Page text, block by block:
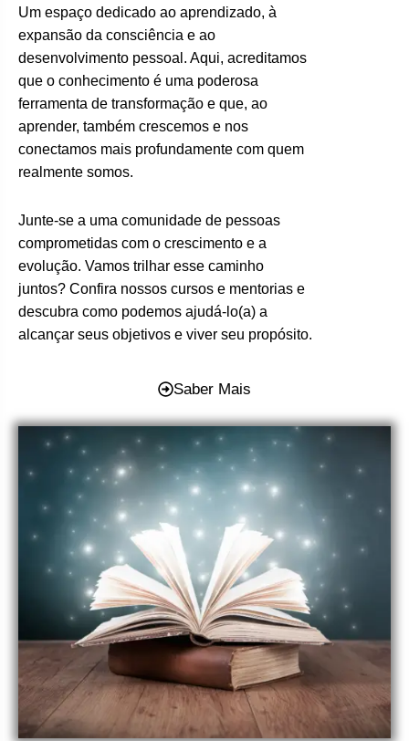
Um espaço dedicado ao aprendizado, à
expansão da consciência e ao
desenvolvimento pessoal. Aqui, acreditamos
que o conhecimento é uma poderosa
ferramenta de transformação e que, ao
aprender, também crescemos e nos
conectamos mais profundamente com quem
realmente somos.
Junte-se a uma comunidade de pessoas
comprometidas com o crescimento e a
evolução. Vamos trilhar esse caminho
juntos? Confira nossos cursos e mentorias e
descubra como podemos ajudá-lo(a) a
alcançar seus objetivos e viver seu propósito.
Saber Mais